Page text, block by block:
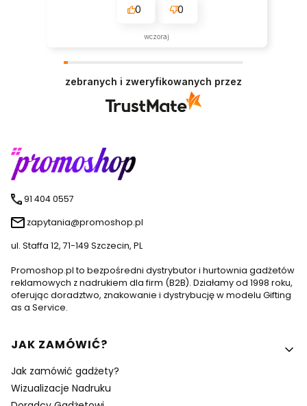
0 0
wczoraj
zebranych i zweryfikowanych przez
91 404 0557
zapytania@promoshop.pl
ul. Staffa 12, 71-149 Szczecin, PL
Promoshop.pl to bezpośredni dystrybutor i hurtownia gadżetów
reklamowych z nadrukiem dla firm (B2B). Działamy od 1998 roku,
oferując doradztwo, znakowanie i dystrybucję w modelu Gifting
as a Service.
Linki w stopce
JAK ZAMÓWIĆ?
Jak zamówić gadżety?
Wizualizacje Nadruku